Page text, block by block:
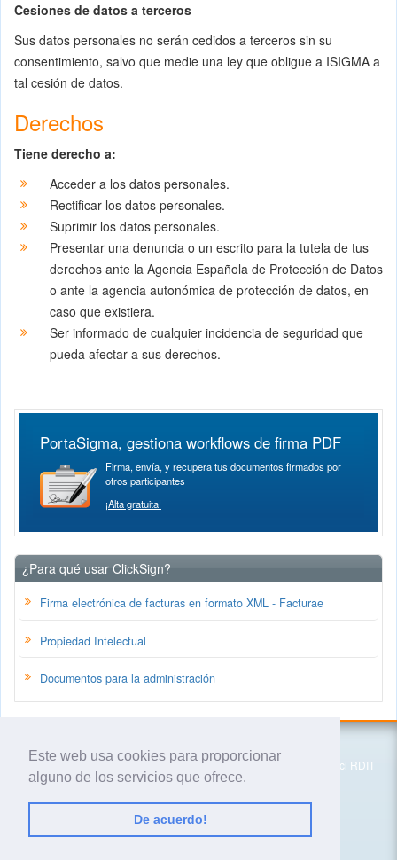
Este web usa cookies para proporcionar
alguno de los servicios que ofrece.
De acuerdo!
Cesiones de datos a terceros
Sus datos personales no serán cedidos a terceros sin su
consentimiento, salvo que medie una ley que obligue a ISIGMA a
tal cesión de datos.
Derechos
Tiene derecho a:
Acceder a los datos personales.
Rectificar los datos personales.
Suprimir los datos personales.
Presentar una denuncia o un escrito para la tutela de tus
derechos ante la Agencia Española de Protección de Datos
o ante la agencia autonómica de protección de datos, en
caso que existiera.
Ser informado de cualquier incidencia de seguridad que
pueda afectar a sus derechos.
PortaSigma, gestiona workflows de firma PDF
Firma, envía, y recupera tus documentos firmados por
otros participantes
¡Alta gratuita!
¿Para qué usar ClickSign?
Firma electrónica de facturas en formato XML - Facturae
Propiedad Intelectual
Documentos para la administración
Isigma Asesoría Tecnológica, S.L.
PMT - Parc Mediterrani de la Tecnologia (Parc UPC), Edifici RDIT
Esteve Terrades, 1 -08060Castelldefels (Barcelona)
(+34) 93 606 49 16
© 2020 Isigma Asesoría Tecnológica, S.L.